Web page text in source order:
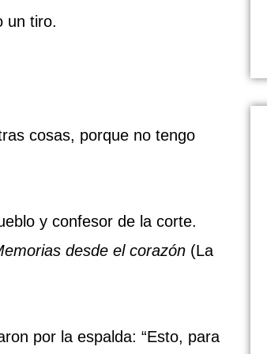
un tiro.
cosas, porque no tengo
y confesor de la corte.
desde el corazón (La
por la espalda: “Esto, para